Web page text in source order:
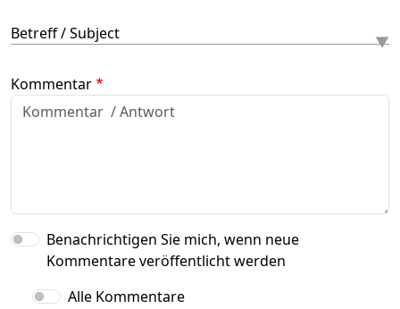
Betreff / Subject
Kommentar
Benachrichtigen Sie mich, wenn neue
Kommentare veröffentlicht werden
Alle Kommentare